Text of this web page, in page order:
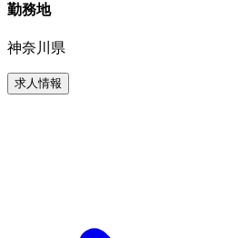
勤務地
神奈川県
求人情報